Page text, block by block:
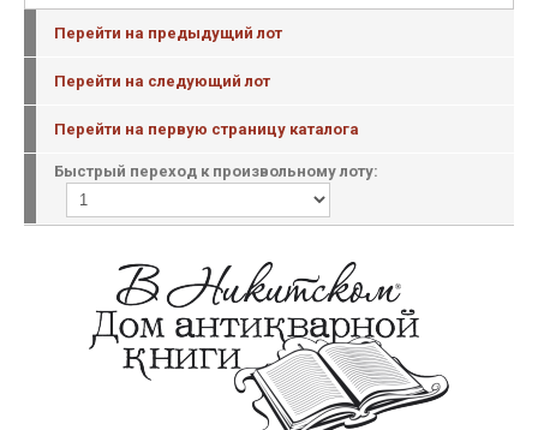
Перейти на предыдущий лот
Перейти на следующий лот
Перейти на первую страницу каталога
Быстрый переход к произвольному лоту: